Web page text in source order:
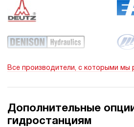
Все производители, с которыми мы
Дополнительные
гидростанциям